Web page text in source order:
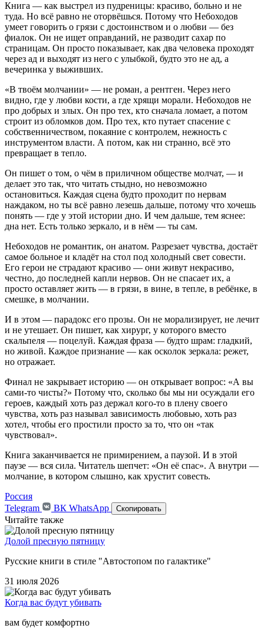
Книга — как выстрел из пудреницы: красиво, больно и не
туда. Но всё равно не оторвёшься. Потому что Небоходов
умеет говорить о грязи с достоинством и о любви — без
фиалок. Он не ищет оправданий, не разводит сахар по
страницам. Он просто показывает, как два человека проходят
через ад и выходят из него с улыбкой, будто это не ад, а
вечеринка у выживших.
«В твоём молчании» — не роман, а рентген. Через него
видно, где у любви кости, а где хрящи морали. Небоходов не
про добрых и злых. Он про тех, кто сначала ломает, а потом
строит из обломков дом. Про тех, кто путает спасение с
собственничеством, покаяние с контролем, нежность с
инструментом власти. А потом, как ни странно, всё это
превращает в тепло.
Он пишет о том, о чём в приличном обществе молчат, — и
делает это так, что читать стыдно, но невозможно
остановиться. Каждая сцена будто проходит по нервам
наждаком, но ты всё равно лезешь дальше, потому что хочешь
понять — где у этой истории дно. И чем дальше, тем яснее:
дна нет. Есть только зеркало, и в нём — ты сам.
Небоходов не романтик, он анатом. Разрезает чувства, достаёт
самое больное и кладёт на стол под холодный свет совести.
Его герои не страдают красиво — они живут некрасиво,
честно, до последней капли нервов. Он не спасает их, а
просто оставляет жить — в грязи, в вине, в тепле, в ребёнке, в
смешке, в молчании.
И в этом — парадокс его прозы. Он не морализирует, не лечит
и не утешает. Он пишет, как хирург, у которого вместо
скальпеля — поцелуй. Каждая фраза — будто шрам: гладкий,
но живой. Каждое признание — как осколок зеркала: режет,
но отражает.
Финал не закрывает историю — он открывает вопрос: «А вы
сами-то чисты?» Потому что, сколько бы мы ни осуждали его
героев, каждый хоть раз держал кого-то в плену своего
чувства, хоть раз называл зависимость любовью, хоть раз
хотел, чтобы его простили просто за то, что он «так
чувствовал».
Книга заканчивается не примирением, а паузой. И в этой
паузе — вся сила. Читатель шепчет: «Он её спас». А внутри —
молчание, в котором слышно, как хрустит совесть.
Россия
Telegram
ВК WhatsApp Скопировать
Читайте также
Долой пресную пятницу
Русские книги в стиле "Автостопом по галактике"
31 июля 2026
Когда вас будут убивать
вам будет комфортно